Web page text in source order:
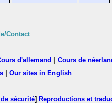
Contact
d'allemand Cours de
Our sites in English
sécurité] Reproductions et